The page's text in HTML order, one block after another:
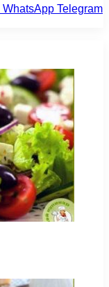
WhatsApp Telegram